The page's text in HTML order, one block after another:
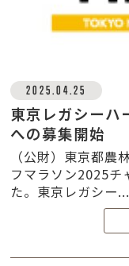
2025.04.25
東京レガシーハ
への募集開始
（公財）東京都農
フマラソン2025チ
た。東京レガシー...